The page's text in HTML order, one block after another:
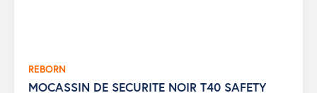
REBORN
MOCASSIN DE SECURITE NOIR T40 SAFETY